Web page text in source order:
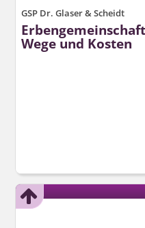
GSP Dr. Glaser & Scheidt
Wege und Kosten